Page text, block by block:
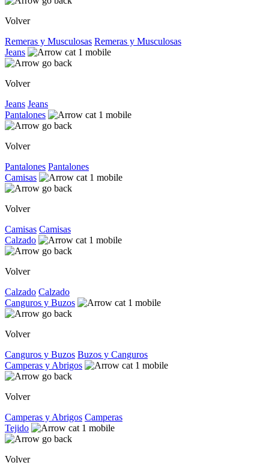
Volver
Remeras y Musculosas Remeras y Musculosas
Jeans
Volver
Jeans Jeans
Pantalones
Volver
Pantalones Pantalones
Camisas
Volver
Camisas Camisas
Calzado
Volver
Calzado Calzado
Canguros y Buzos
Volver
Canguros y Buzos Buzos y Canguros
Camperas y Abrigos
Volver
Camperas y Abrigos Camperas
Tejido
Volver